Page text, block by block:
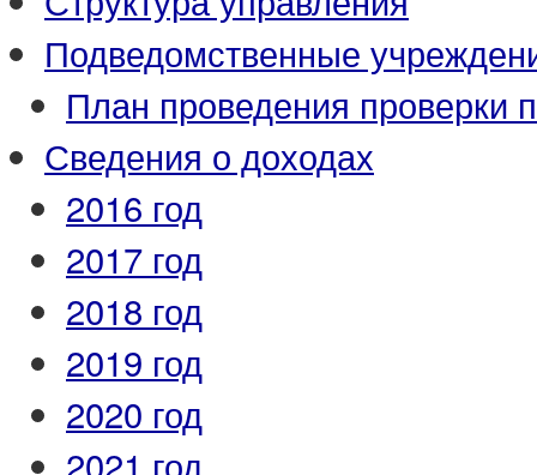
Подведомственные
План проведения проверки
Сведения о доходах
2016 год
2017 год
2018 год
2019 год
2020 год
2021 год